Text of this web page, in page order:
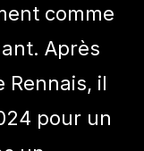
comme
Après
Rennais, il
pour un